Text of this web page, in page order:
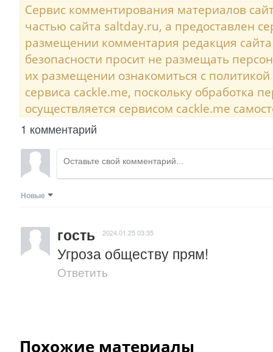
Сервис комментирования материалов
частью сайта saltday.ru, а предоставлен
размещении комментария редакция
безопасности просит не размещать
их размещении ознакомиться с
сервиса cackle.me, поскольку обработка
осуществляется сервисом cackle.me
1 комментарий
Новые
гость 2024.01.25 03:35
Угроза обществу прям!
Ответить
Похожие материалы